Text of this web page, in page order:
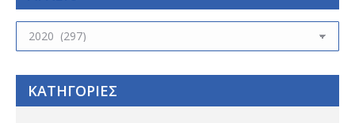
ΑΡΧΕΙΟ
ΚΑΤΗΓΟΡΙΕΣ